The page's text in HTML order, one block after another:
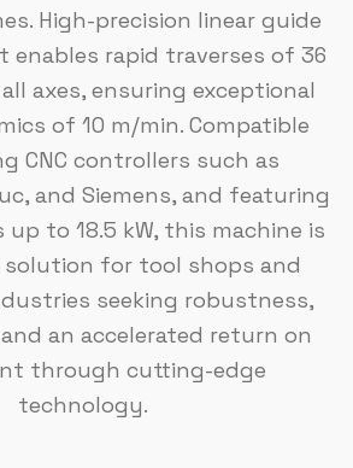
High-precision linear guide
enables rapid traverses of 36
axes, ensuring exceptional
of 10 m/min. Compatible
CNC controllers such as
and Siemens, and featuring
to 18.5 kW, this machine is
for tool shops and
seeking robustness,
an accelerated return on
through cutting-edge
technology.